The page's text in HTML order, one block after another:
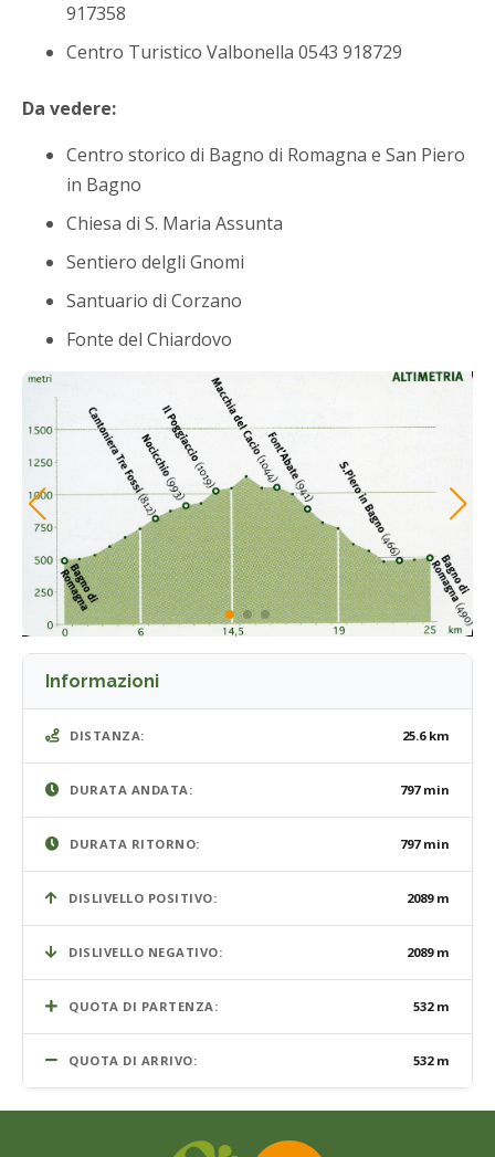
917358
Centro Turistico Valbonella 0543 918729
Da vedere:
Centro storico di Bagno di Romagna e San Piero
in Bagno
Chiesa di S. Maria Assunta
Sentiero delgli Gnomi
Santuario di Corzano
Fonte del Chiardovo
Informazioni
DISTANZA: 25.6 km
DURATA ANDATA: 797 min
DURATA RITORNO: 797 min
DISLIVELLO POSITIVO: 2089 m
DISLIVELLO NEGATIVO: 2089 m
QUOTA DI PARTENZA: 532 m
QUOTA DI ARRIVO: 532 m